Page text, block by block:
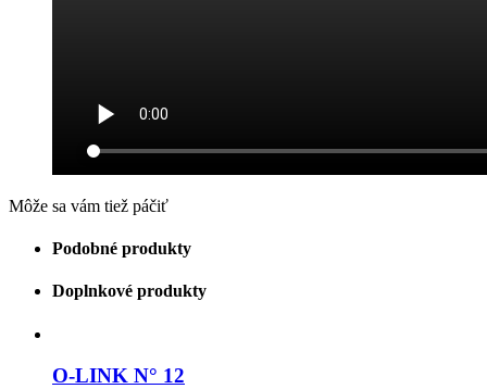
Môže sa vám tiež páčiť
Podobné produkty
Doplnkové produkty
O-LINK N° 12